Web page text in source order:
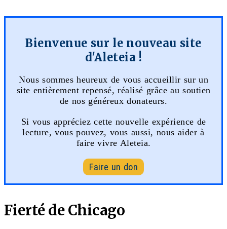
Bienvenue sur le nouveau site
d'Aleteia !
Nous sommes heureux de vous accueillir sur un
site entièrement repensé, réalisé grâce au soutien
de nos généreux donateurs.
Si vous appréciez cette nouvelle expérience de
lecture, vous pouvez, vous aussi, nous aider à
faire vivre Aleteia.
Faire un don
Fierté de Chicago